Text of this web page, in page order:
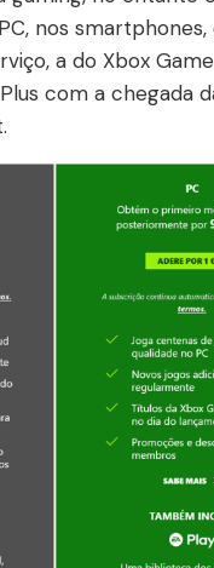
nos
a do Xbox
com a chegada